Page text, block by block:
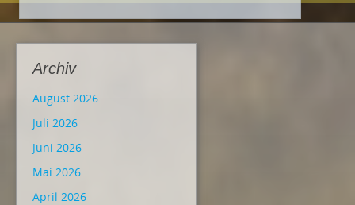
Archiv
August 2026
Juli 2026
Juni 2026
Mai 2026
April 2026